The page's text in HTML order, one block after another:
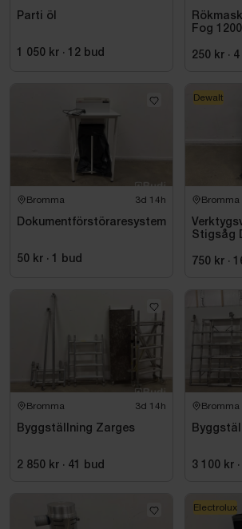
Parti öl
1 050 kr · 12 bud
Fog
250 kr · 4
Bromma 3d 14h
Dokumentförstöraresystem
50 kr · 1 bud
Bromma
Stigsåg
750 kr ·
Dewalt
Bromma 3d 14h
Byggställning Zarges
2 850 kr · 41 bud
Bromma
3 100 kr ·
Electrolux